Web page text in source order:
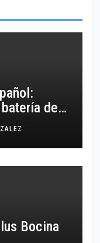
de
Bocina